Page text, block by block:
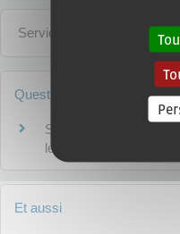
Services en ligne et
Questions ? Réponses !
Surface de plancher
les règles de calcul ?
Et aussi